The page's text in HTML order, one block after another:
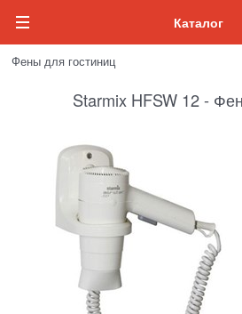
Каталог
Фены для гостиниц
Starmix HFSW 12 -